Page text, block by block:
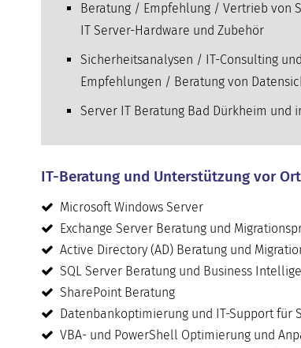
Beratung / Empfehlung / Vertrieb von
IT Server-Hardware und Zubehör
Sicherheitsanalysen / IT-Consulting und
Empfehlungen / Beratung von
Server IT Beratung Bad Dürkheim und
IT-Beratung und Unterstützung vor
Microsoft Windows Server
Exchange Server Beratung und
Active Directory (AD) Beratung und
SQL Server Beratung und Business
SharePoint Beratung
Datenbankoptimierung und IT-Support für
VBA- und PowerShell Optimierung und